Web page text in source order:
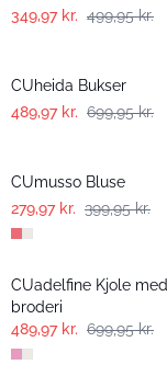
349,97 kr. 499,95 kr.
CUheida Bukser
489,97 kr. 699,95 kr.
CUmusso Bluse
279,97 kr. 399,95 kr.
-30%
CUadelfine Kjole med
broderi
489,97 kr. 699,95 kr.
-30%